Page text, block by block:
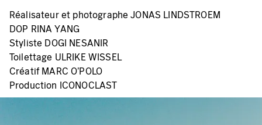
Réalisateur et photographe JONAS LINDSTROEM
DOP RINA YANG
Styliste DOGI NESANIR
Toilettage ULRIKE WISSEL
Créatif MARC O'POLO
Production ICONOCLAST